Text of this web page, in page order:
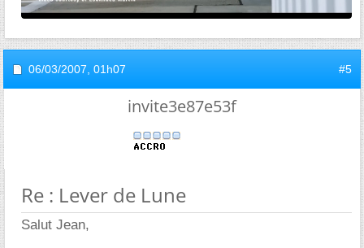
06/03/2007, 01h07 #5
invite3e87e53f
Re : Lever de Lune
Salut Jean,